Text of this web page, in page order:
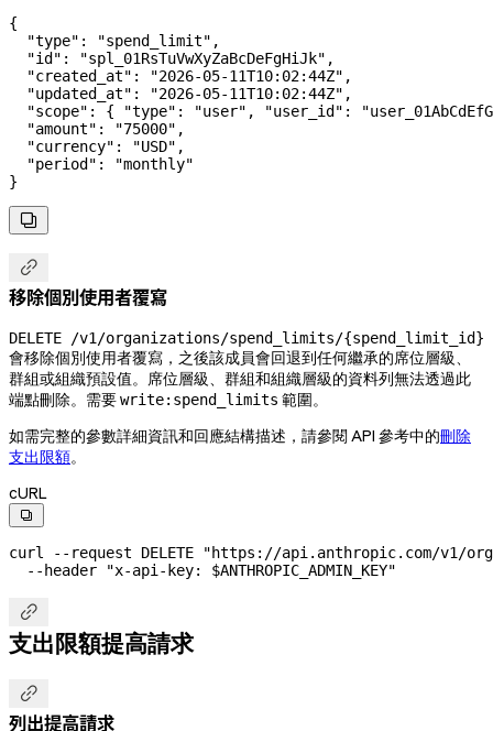
{
  "type"
: "spend_limit" ,
  "id"
: "spl_01RsTuVwXyZaBcDeFgHiJk" ,
  "created_at"
: "2026-05-11T10:02:44Z" ,
  "updated_at"
: "2026-05-11T10:02:44Z" ,
  "scope"
: { "type" : "user" , "user_id" :
  "amount"
: "75000" ,
  "currency"
: "USD" ,
  "period"
:
"monthly"
}


移除個別使用者覆寫
DELETE /v1/organizations/spend_limits/{spend_limit_id}
會移除個別使用者覆寫，之後該成員會回退到任何繼承的席位層級、
群組或組織預設值。席位層級、群組和組織層級的資料列無法透過此
端點刪除。需要write:spend_limits 範圍。
如需完整的參數詳細資訊和回應結構描述，請參閱 API 參考中的刪除
支出限額。
cURL

curl --request DELETE "https://api.anthropic.com/v1/
  --header
"x-api-key: $ANTHROPIC_ADMIN_KEY"

支出限額提高請求

列出提高請求